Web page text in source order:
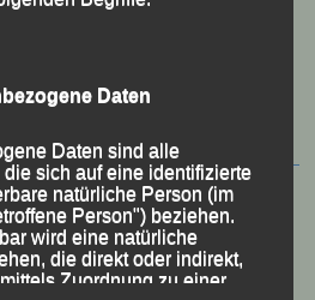
Anne Schregle Arnstorf
Daten
Daten sind alle
die sich auf eine identifizierte
natürliche Person (im
Person") beziehen.
wird eine natürliche
die direkt oder indirekt,
Zuordnung zu einer